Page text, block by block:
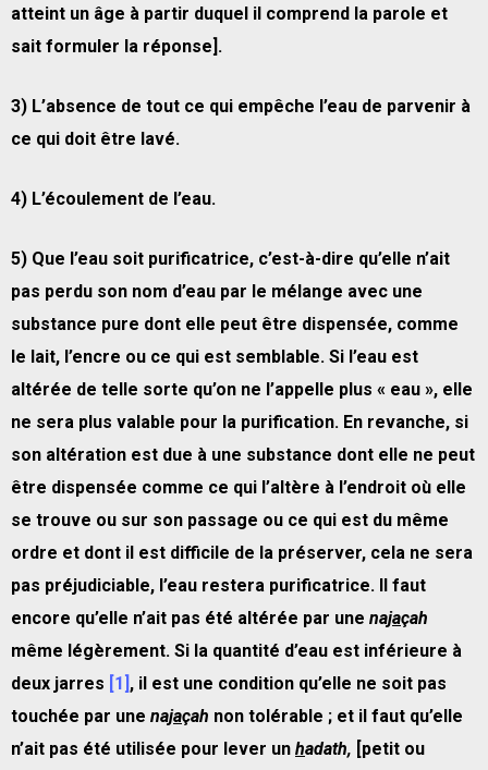
atteint un âge à partir duquel il comprend la parole et
sait formuler la réponse].
3) L’absence de tout ce qui empêche l’eau de parvenir à
ce qui doit être lavé.
4) L’écoulement de l’eau.
5) Que l’eau soit purificatrice, c’est-à-dire qu’elle n’ait
pas perdu son nom d’eau par le mélange avec une
substance pure dont elle peut être dispensée, comme
le lait, l’encre ou ce qui est semblable. Si l’eau est
altérée de telle sorte qu’on ne l’appelle plus « eau », elle
ne sera plus valable pour la purification. En revanche, si
son altération est due à une substance dont elle ne peut
être dispensée comme ce qui l’altère à l’endroit où elle
se trouve ou sur son passage ou ce qui est du même
ordre et dont il est difficile de la préserver, cela ne sera
pas préjudiciable, l’eau restera purificatrice. Il faut
encore qu’elle n’ait pas été altérée par une najaçah
même légèrement. Si la quantité d’eau est inférieure à
deux jarres [1] , il est une condition qu’elle ne soit pas
touchée par une najaçah non tolérable ; et il faut qu’elle
n’ait pas été utilisée pour lever un hadath, [petit ou